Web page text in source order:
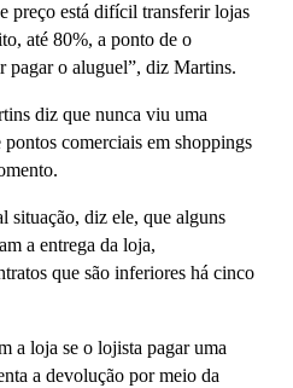
preço está difícil transferir lojas
até 80%, a ponto de o
pagar o aluguel”, diz Martins.
diz que nunca viu uma
comerciais em shoppings
situação, diz ele, que alguns
a entrega da loja,
que são inferiores há cinco
a loja se o lojista pagar uma
a devolução por meio da